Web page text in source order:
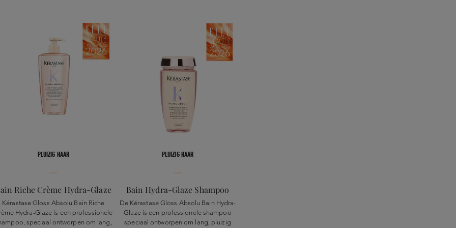
PLUIZIG HAAR
Riche Crème Hydra-Glaze
Kérastase Gloss Absolu Bain Riche
Hydra-Glaze is een professionele
speciaal ontworpen om lang,
PLUIZIG HAAR
Bain Hydra-Glaze Shampoo
De Kérastase Gloss Absolu Bain Hydra-
Glaze is een professionele shampoo
speciaal ontworpen om lang, pluizig